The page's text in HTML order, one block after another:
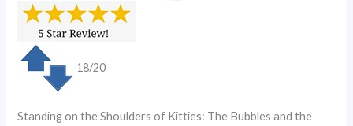
18/20
Standing on the Shoulders of Kitties: The Bubbles and the